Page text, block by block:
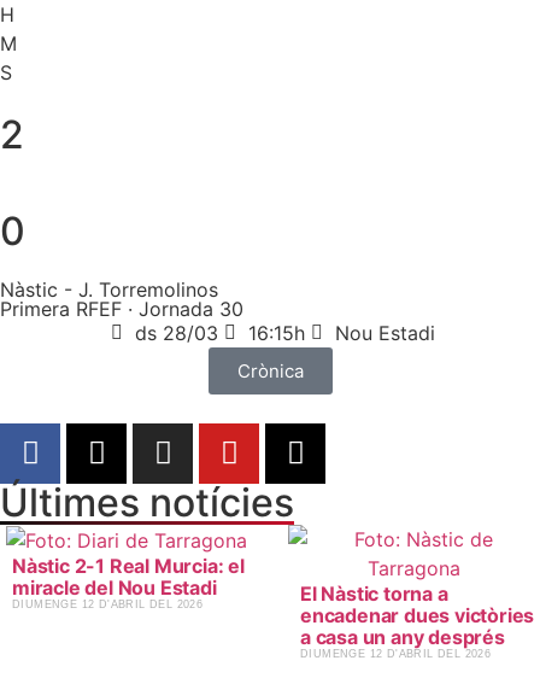
H
M
S
2
0
Nàstic - J. Torremolinos
Primera RFEF · Jornada 30
ds 28/03
16:15h Nou Estadi
Crònica
Últimes notícies
Nàstic 2-1 Real Murcia: el
miracle del Nou Estadi
​DIUMENGE 12 D'ABRIL DEL 2026
El Nàstic torna a
encadenar dues victòries
a casa un any després
​DIUMENGE 12 D'ABRIL DEL 2026